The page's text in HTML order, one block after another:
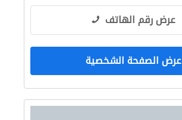
عرض رقم الهاتف
عرض الصفحة الشخصية